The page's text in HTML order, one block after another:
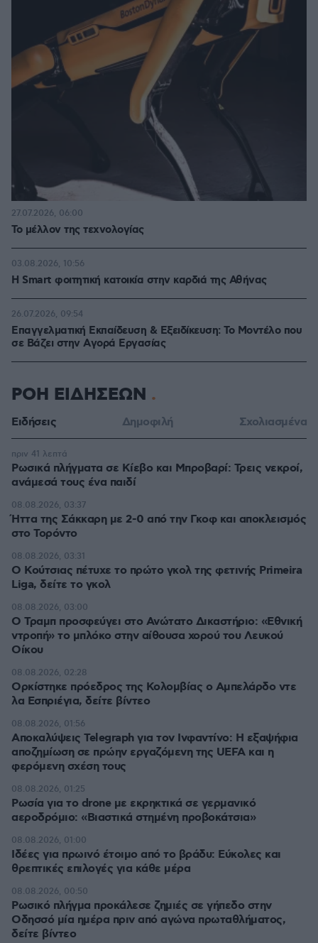
Το μέλλον της τεχνολογίας
27.07.2026, 06:00
Η Smart φοιτητική κατοικία στην καρδιά της Αθήνας
03.08.2026, 10:56
Επαγγελματική Εκπαίδευση & Εξειδίκευση: Το Mοντέλο που
σε Bάζει στην Aγορά Eργασίας
26.07.2026, 09:54
ΡΟΗ ΕΙΔΗΣΕΩΝ
Ειδήσεις Δημοφιλή Σχολιασμένα
Ρωσικά πλήγματα σε Κίεβο και Μπροβαρί: Τρεις νεκροί,
ανάμεσά τους ένα παιδί
πριν 41 λεπτά
Ήττα της Σάκκαρη με 2-0 από την Γκοφ και αποκλεισμός
στο Τορόντο
08.08.2026, 03:37
Ο Κούτσιας πέτυχε το πρώτο γκολ της φετινής Primeira
Liga, δείτε το γκολ
08.08.2026, 03:31
Ο Τραμπ προσφεύγει στο Ανώτατο Δικαστήριο: «Εθνική
ντροπή» το μπλόκο στην αίθουσα χορού του Λευκού
Οίκου
08.08.2026, 03:00
Ορκίστηκε πρόεδρος της Κολομβίας ο Αμπελάρδο ντε
λα Εσπριέγια, δείτε βίντεο
08.08.2026, 02:28
Αποκαλύψεις Telegraph για τον Ινφαντίνο: Η εξαψήφια
αποζημίωση σε πρώην εργαζόμενη της UEFA και η
φερόμενη σχέση τους
08.08.2026, 01:56
Ρωσία για το drone με εκρηκτικά σε γερμανικό
αεροδρόμιο: «Βιαστικά στημένη προβοκάτσια»
08.08.2026, 01:25
Ιδέες για πρωινό έτοιμο από το βράδυ: Εύκολες και
θρεπτικές επιλογές για κάθε μέρα
08.08.2026, 01:00
Ρωσικό πλήγμα προκάλεσε ζημιές σε γήπεδο στην
Οδησσό μία ημέρα πριν από αγώνα πρωταθλήματος,
δείτε βίντεο
08.08.2026, 00:50